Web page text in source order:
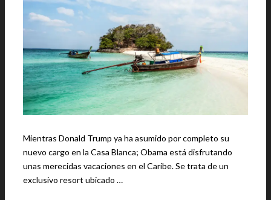
Mientras Donald Trump ya ha asumido por completo su
nuevo cargo en la Casa Blanca; Obama está disfrutando
unas merecidas vacaciones en el Caribe. Se trata de un
exclusivo resort ubicado …